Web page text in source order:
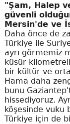
"Şam, Halep
güvenli
Mersin'de ve
Daha önce de
Türkiye ile
ayrı görmemiz
küsür
bir kültür ve
Hama daha
bunu
hissediyoruz.
köşesinde vuku
Türkiye için de